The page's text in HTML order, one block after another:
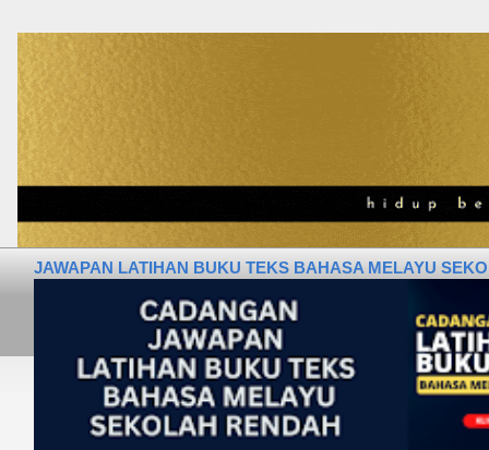
JAWAPAN LATIHAN BUKU TEKS BAHASA MELAYU